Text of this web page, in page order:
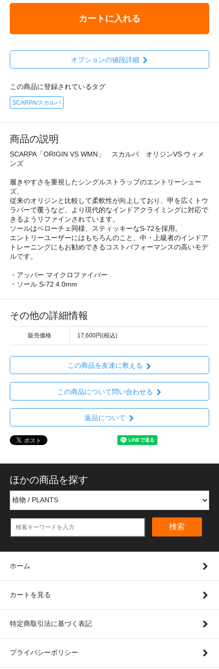
カートに入れる
オプションの値段詳細
この商品に登録されているタグ
SCARPA/スカルパ
商品の説明
SCARPA「ORIGIN VS WMN」 スカルパ オリジンVS ウィメ
ンズ
履きやすさを重視したシングルストラップのエントリーシュー
ズ。
従来のオリジンと比較して柔軟性が向上しており、甲を広くトウ
ラバーで覆うなど、より現代的なインドアクライミングに対応で
きるようリファインされています。
ソールはベローチェ同様、スティッキーなS-72を採用。
エントリーユーザーにはもちろんのこと、中・上級者のインドア
トレーニングにもお勧めできるコストパフォーマンスの高いモデ
ルです。
・アッパー マイクロファイバー
・ソール S-72 4.0mm
その他の詳細情報
販売価格 17,600円(税込)
この商品を友達に教える
この商品について問い合わせる
返品について
ほかの商品を探す
検索
ホーム
カートを見る
特定商取引法に基づく表記
プライバシーポリシー